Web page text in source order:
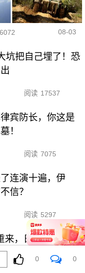
6072 08-03
坑把自己埋了！恐
阅读 17537
宾防长，你这是
！
阅读 7075
连演十遍，伊
信？
阅读 5297
来，日本三重困境
0 0